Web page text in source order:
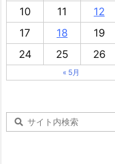
10
11 12
17
18 19
24
25 26
« 5月